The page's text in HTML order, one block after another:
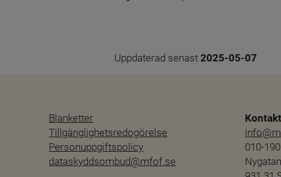
Uppdaterad senast 2025-05-07
Blanketter
Tillgänglighetsredogörelse
Personuppgiftspolicy
dataskyddsombud@mfof.se
010-